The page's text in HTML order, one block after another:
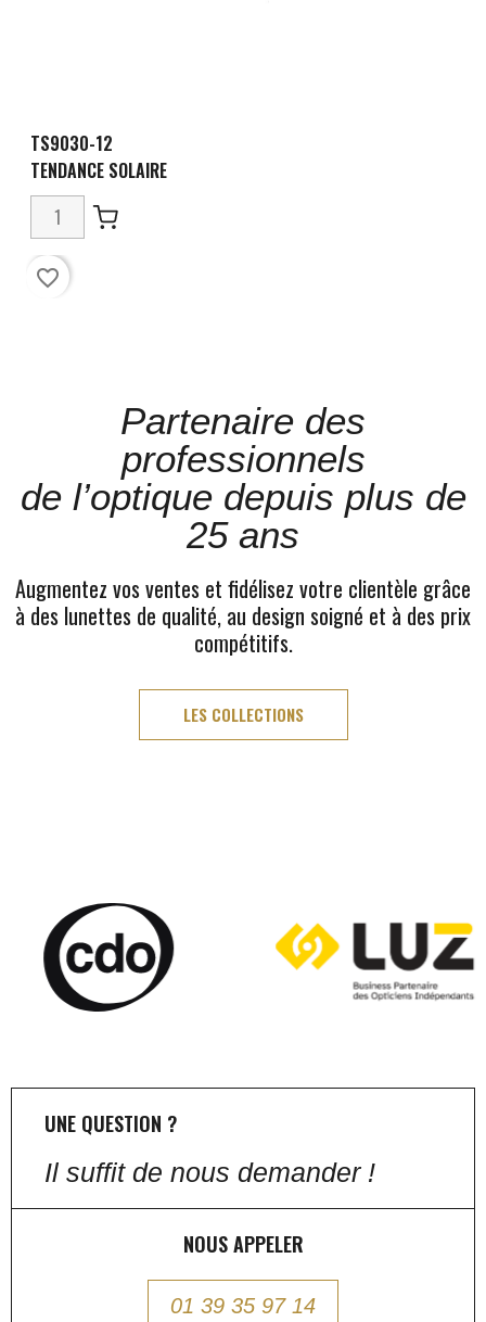
TS9030-12
TENDANCE SOLAIRE
favorite_border
Partenaire des
professionnels
de l’optique depuis plus de
25 ans
Augmentez vos ventes et fidélisez votre clientèle grâce
à des lunettes de qualité, au design soigné et à des prix
compétitifs.
LES COLLECTIONS
UNE QUESTION ?
Il suffit de nous demander !
NOUS APPELER
01 39 35 97 14